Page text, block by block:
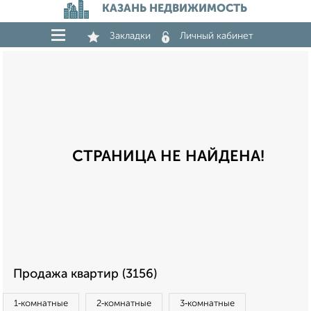
КАЗАНЬ НЕДВИЖИМОСТЬ
Закладки Личный кабинет
СТРАНИЦА НЕ НАЙДЕНА!
Продажа квартир (3156)
1‑комнатные 2‑комнатные 3‑комнатные